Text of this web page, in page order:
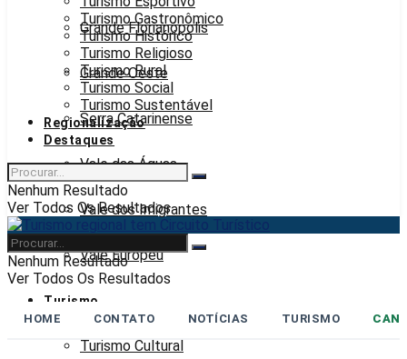
Grande Florianópolis
Grande Oeste
Serra Catarinense
Vale das Águas
Vale dos Imigrantes
Vale Europeu
Turismo
Turismo Cultural
Turismo Gastronômico
Turismo Histórico
Turismo Religioso
Turismo Rural
Turismo Social
Turismo Sustentável
Regionalização
Destaques
Nenhum Resultado
Ver Todos Os Resultados
Nenhum Resultado
Ver Todos Os Resultados
HOME CONTATO NOTÍCIAS TURISMO